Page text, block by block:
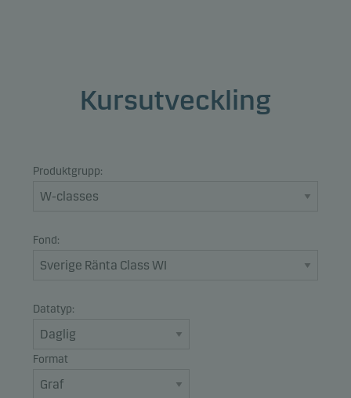
Kursutveckling
Produktgrupp:
Fond:
Datatyp:
Format